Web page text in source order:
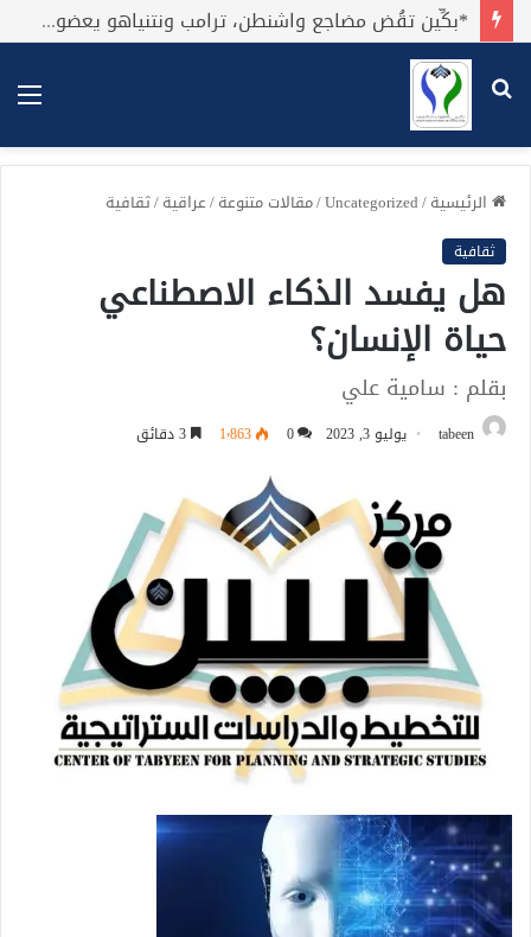
*بكِّين تقُض مضاجع واشنطن، ترامب ونتنياهو يعضون على أصابِعهُم وليس بيدهم حيلَة!.*
بحث
عن
الرئيسية/
Uncategorized
/مقالات متنوعة/عراقية/ثقافية
ثقافية
هل يفسد الذكاء الاصطناعي
حياة الإنسان؟
بقلم : سامية علي
tabeen يوليو 3, 2023 0 1٬863